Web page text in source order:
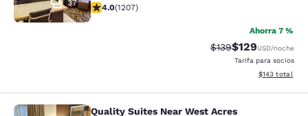
37
Calificación de 4 estrellas. Muy bueno. 1207 reseñas
4.0(1207)
Ahorra 7 %
Tarifa tachada:
$139Tarifa reducida:
$129USD/noche
Tarifa para socios
Ver detalles
$143 total
Quality Suites Near West Acres